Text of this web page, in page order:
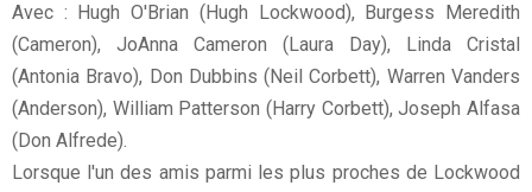
Avec : Hugh O'Brian (Hugh Lockwood), Burgess Meredith
(Cameron), JoAnna Cameron (Laura Day), Linda Cristal
(Antonia Bravo), Don Dubbins (Neil Corbett), Warren Vanders
(Anderson), William Patterson (Harry Corbett), Joseph Alfasa
(Don Alfrede).
Lorsque l'un des amis parmi les plus proches de Lockwood